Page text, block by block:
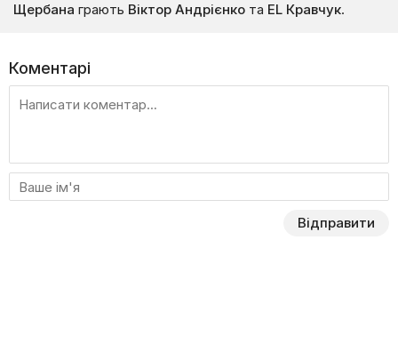
Щербана грають Віктор Андрієнко та EL Кравчук.
Коментарі
Відправити